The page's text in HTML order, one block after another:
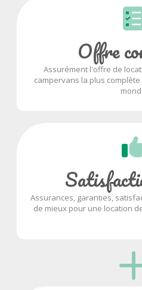
Offre
Assurément l'offre de
campervans la plus
Assurances, garanties,
de mieux pour une location